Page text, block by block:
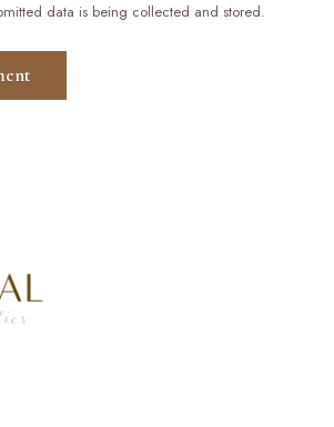
data is being collected and stored.